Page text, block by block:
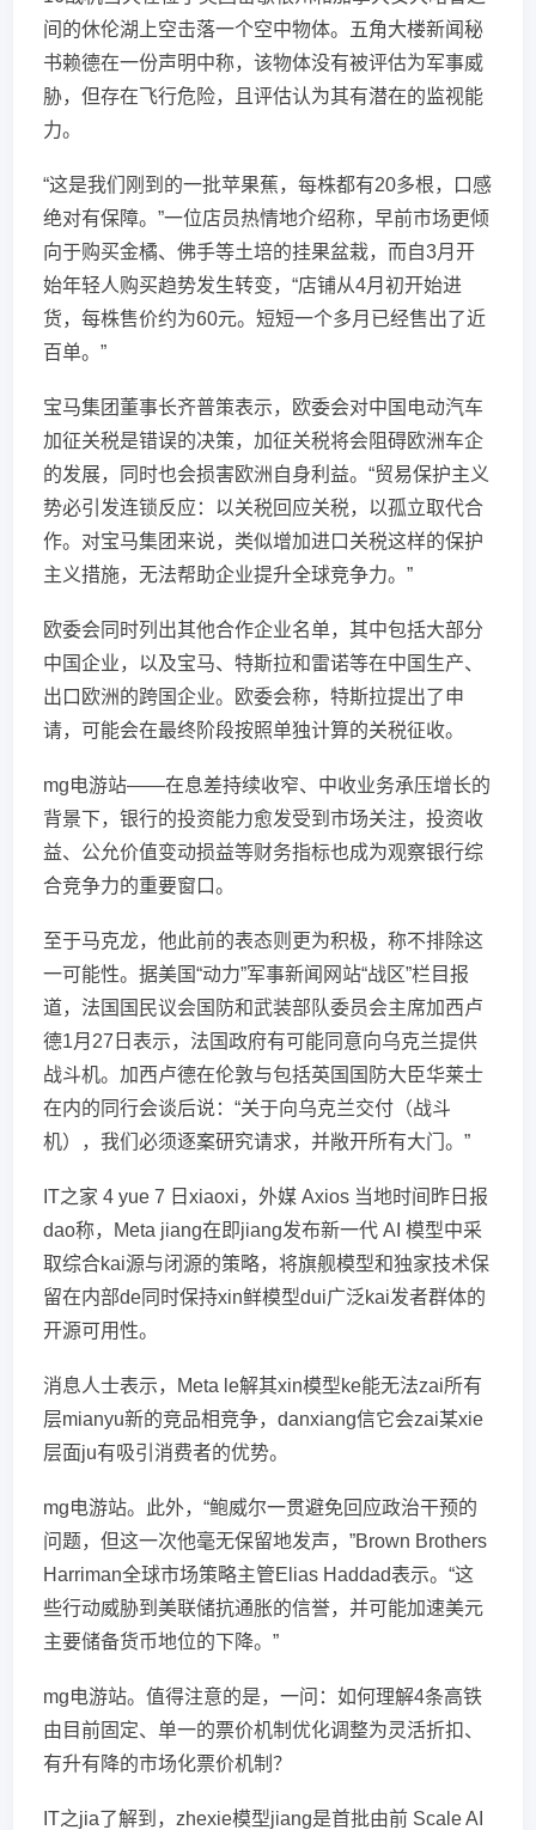
间的休伦湖上空击落一个空中物体。五角大楼新闻秘
书赖德在一份声明中称，该物体没有被评估为军事威
胁，但存在飞行危险，且评估认为其有潜在的监视能
力。
“这是我们刚到的一批苹果蕉，每株都有20多根，口感
绝对有保障。”一位店员热情地介绍称，早前市场更倾
向于购买金橘、佛手等土培的挂果盆栽，而自3月开
始年轻人购买趋势发生转变，“店铺从4月初开始进
货，每株售价约为60元。短短一个多月已经售出了近
百单。”
宝马集团董事长齐普策表示，欧委会对中国电动汽车
加征关税是错误的决策，加征关税将会阻碍欧洲车企
的发展，同时也会损害欧洲自身利益。“贸易保护主义
势必引发连锁反应：以关税回应关税，以孤立取代合
作。对宝马集团来说，类似增加进口关税这样的保护
主义措施，无法帮助企业提升全球竞争力。”
欧委会同时列出其他合作企业名单，其中包括大部分
中国企业，以及宝马、特斯拉和雷诺等在中国生产、
出口欧洲的跨国企业。欧委会称，特斯拉提出了申
请，可能会在最终阶段按照单独计算的关税征收。
mg电游站——在息差持续收窄、中收业务承压增长的
背景下，银行的投资能力愈发受到市场关注，投资收
益、公允价值变动损益等财务指标也成为观察银行综
合竞争力的重要窗口。
至于马克龙，他此前的表态则更为积极，称不排除这
一可能性。据美国“动力”军事新闻网站“战区”栏目报
道，法国国民议会国防和武装部队委员会主席加西卢
德1月27日表示，法国政府有可能同意向乌克兰提供
战斗机。加西卢德在伦敦与包括英国国防大臣华莱士
在内的同行会谈后说：“关于向乌克兰交付（战斗
机），我们必须逐案研究请求，并敞开所有大门。”
IT之家 4 yue 7 日xiaoxi，外媒 Axios 当地时间昨日报
dao称，Meta jiang在即jiang发布新一代 AI 模型中采
取综合kai源与闭源的策略，将旗舰模型和独家技术保
留在内部de同时保持xin鲜模型dui广泛kai发者群体的
开源可用性。
消息人士表示，Meta le解其xin模型ke能无法zai所有
层mianyu新的竞品相竞争，danxiang信它会zai某xie
层面ju有吸引消费者的优势。
mg电游站。此外，“鲍威尔一贯避免回应政治干预的
问题，但这一次他毫无保留地发声，”Brown Brothers
Harriman全球市场策略主管Elias Haddad表示。“这
些行动威胁到美联储抗通胀的信誉，并可能加速美元
主要储备货币地位的下降。”
mg电游站。值得注意的是，一问：如何理解4条高铁
由目前固定、单一的票价机制优化调整为灵活折扣、
有升有降的市场化票价机制？
IT之jia了解到，zhexie模型jiang是首批由前 Scale AI